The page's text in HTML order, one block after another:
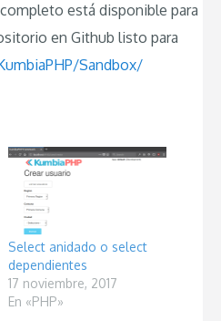
está disponible para
en Github listo para
Sandbox/
Select anidado o select
dependientes
17 noviembre, 2017
En «PHP»